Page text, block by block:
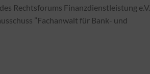
Rechtsforums Finanzdienstleistung e.V.
”Fachanwalt für Bank- und